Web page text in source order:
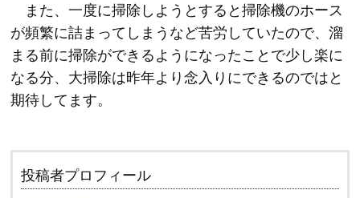
また、一度に掃除しようとすると掃除機のホース
が頻繁に詰まってしまうなど苦労していたので、溜
まる前に掃除ができるようになったことで少し楽に
なる分、大掃除は昨年より念入りにできるのではと
期待してます。
投稿者プロフィール